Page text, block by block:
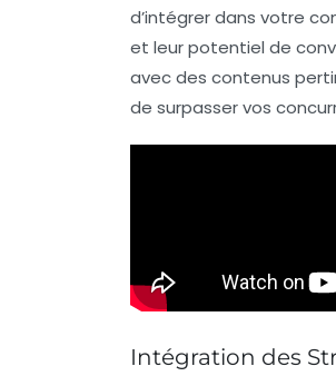
d’intégrer dans votre
et leur potentiel de
avec des contenus
de surpasser vos
Intégration des